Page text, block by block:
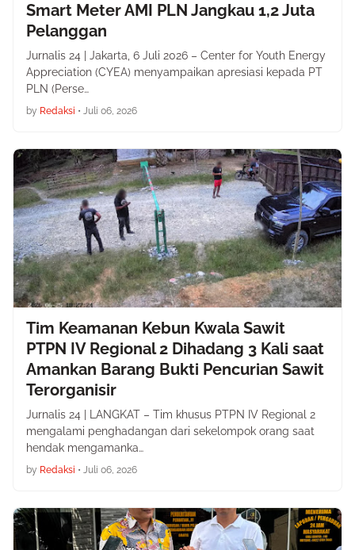
Smart Meter AMI PLN Jangkau 1,2 Juta
Pelanggan
Jurnalis 24 | Jakarta, 6 Juli 2026 – Center for Youth Energy
Appreciation (CYEA) menyampaikan apresiasi kepada PT
PLN (Perse…
by Redaksi • Juli 06, 2026
Tim Keamanan Kebun Kwala Sawit
PTPN IV Regional 2 Dihadang 3 Kali saat
Amankan Barang Bukti Pencurian Sawit
Terorganisir
Jurnalis 24 | LANGKAT – Tim khusus PTPN IV Regional 2
mengalami penghadangan dari sekelompok orang saat
hendak mengamanka…
by Redaksi • Juli 06, 2026